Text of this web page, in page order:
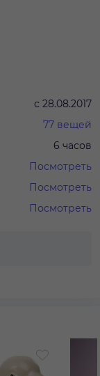
с 28.08.2017
77 вещей
6 часов
Посмотреть
Посмотреть
Посмотреть